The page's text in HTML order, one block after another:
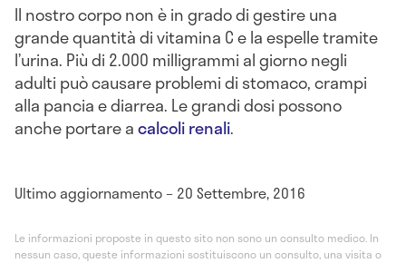
Il nostro corpo non è in grado di gestire una
grande quantità di vitamina C e la espelle tramite
l’urina. Più di 2.000 milligrammi al giorno negli
adulti può causare problemi di stomaco, crampi
alla pancia e diarrea. Le grandi dosi possono
anche portare acalcoli renali.
Ultimo aggiornamento – 20 Settembre, 2016
Le informazioni proposte in questo sito non sono un consulto medico. In
nessun caso, queste informazioni sostituiscono un consulto, una visita o